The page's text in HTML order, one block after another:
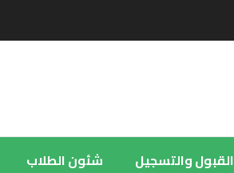
القبول والتسجيل شئون الطلاب